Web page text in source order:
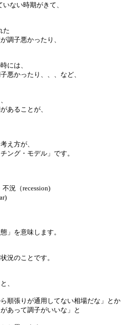
ない時期がきて、
た
調子悪かったり、
には、
悪かったり、、、など、
あることが、
え方が、
ング・モデル」です。
況（recession)
」を意味します。
況のことです。
、
ら順張りが通用してない相場だな」とか
あって調子がいいな」と